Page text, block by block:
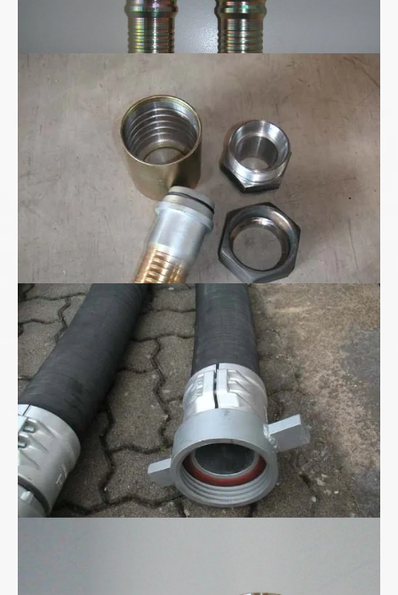
Sonderarmatur
Kohlestaub-Förderschlauch